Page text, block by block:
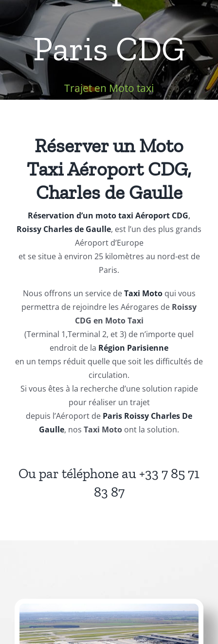
Équipements
Paris CDG
Trajet en Moto taxi
Réserver un Moto
Taxi Aéroport CDG,
Charles de Gaulle
Réservation d’un moto taxi Aéroport CDG,
Roissy Charles de Gaulle, est l’un des plus grands
Aéroport d’Europe
et se situe à environ 25 kilomètres au nord-est de
Paris.
Nous offrons un service deTaxi Motoqui vous
permettra de rejoindre les Aérogares de Roissy
CDG en Moto Taxi
(Terminal 1,Terminal 2, et 3) de n’importe quel
endroit de la Région Parisienne
en un temps réduit quelle que soit les difficultés de
circulation.
Si vous êtes à la recherche d’une solution rapide
pour réaliser un trajet
depuis l’Aéroport de Paris Roissy Charles De
Gaulle, nos Taxi Moto ont la solution.
Ou par téléphone au +33 7 85 71
83 87